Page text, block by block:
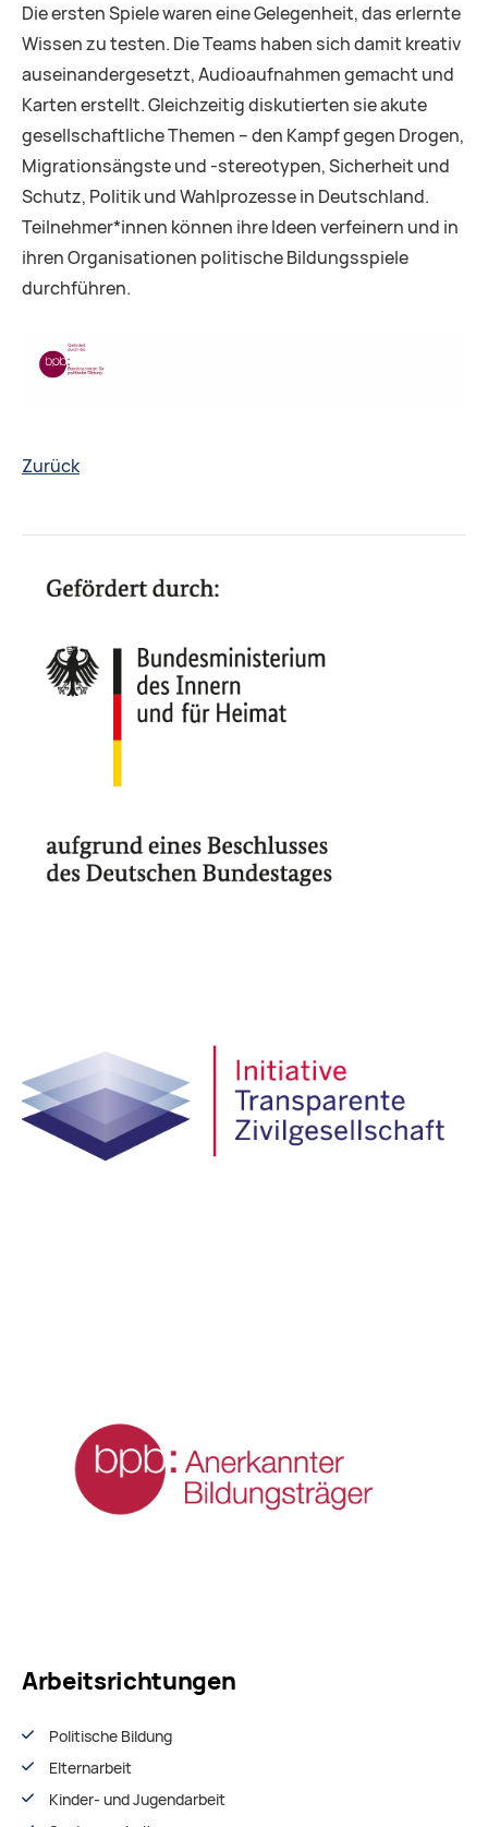
Die ersten Spiele waren eine Gelegenheit, das erlernte
Wissen zu testen. Die Teams haben sich damit kreativ
auseinandergesetzt, Audioaufnahmen gemacht und
Karten erstellt. Gleichzeitig diskutierten sie akute
gesellschaftliche Themen – den Kampf gegen Drogen,
Migrationsängste und -stereotypen, Sicherheit und
Schutz, Politik und Wahlprozesse in Deutschland.
Teilnehmer*innen können ihre Ideen verfeinern und in
ihren Organisationen politische Bildungsspiele
durchführen.
Zurück
Arbeitsrichtungen
Politische Bildung
Elternarbeit
Kinder- und Jugendarbeit